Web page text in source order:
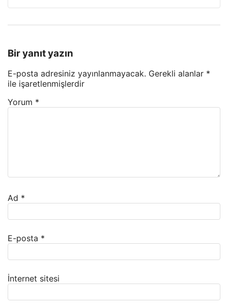
Bir yanıt yazın
E-posta adresiniz yayınlanmayacak. Gerekli alanlar *
ile işaretlenmişlerdir
Yorum *
Ad *
E-posta *
İnternet sitesi